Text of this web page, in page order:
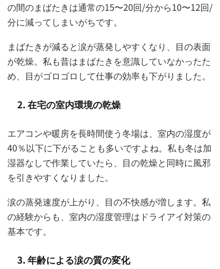
の間のまばたきは通常の15〜20回/分から10〜12回/
分に減ってしまいがちです。
まばたきが減ると涙が蒸発しやすくなり、目の表面
が乾燥。私も昔はまばたきを意識していなかったた
め、目がゴロゴロして仕事の効率も下がりました。
2. 在宅の室内環境の乾燥
エアコンや暖房を長時間使う冬場は、室内の湿度が
40％以下に下がることも多いですよね。私も冬は加
湿器なしで作業していたら、目の乾燥と同時に風邪
を引きやすくなりました。
涙の蒸発速度が上がり、目の不快感が増します。私
の経験からも、室内の湿度管理はドライアイ対策の
基本です。
3. 年齢による涙の質の変化